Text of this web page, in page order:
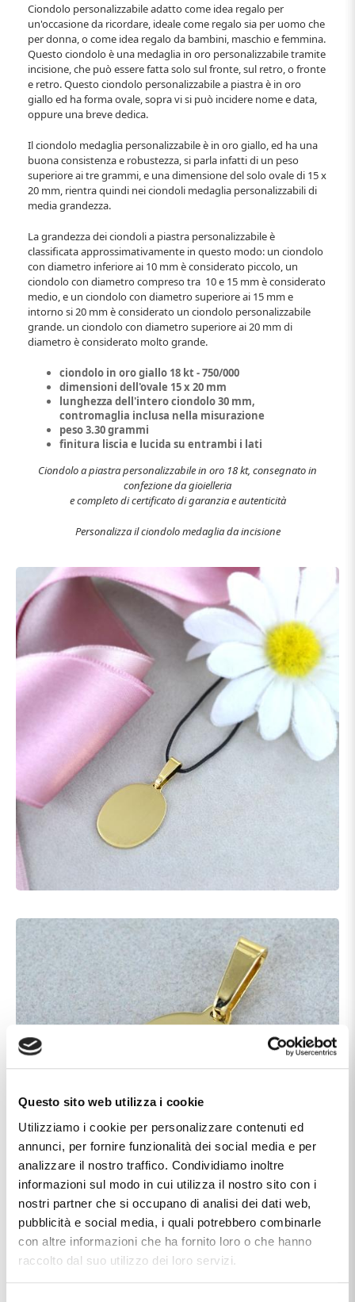
Questo sito web utilizza i cookie
Utilizziamo i cookie per personalizzare contenuti ed
annunci, per fornire funzionalità dei social media e per
analizzare il nostro traffico. Condividiamo inoltre
informazioni sul modo in cui utilizza il nostro sito con i
nostri partner che si occupano di analisi dei dati web,
pubblicità e social media, i quali potrebbero combinarle
con altre informazioni che ha fornito loro o che hanno
raccolto dal suo utilizzo dei loro servizi.
Ciondolo personalizzabile adatto come idea regalo per
un'occasione da ricordare, ideale come regalo sia per uomo che
per donna, o come idea regalo da bambini, maschio e femmina.
Questo ciondolo è una medaglia in oro personalizzabile tramite
incisione, che può essere fatta solo sul fronte, sul retro, o fronte
e retro. Questo ciondolo personalizzabile a piastra è in oro
giallo ed ha forma ovale, sopra vi si può incidere nome e data,
oppure una breve dedica.
Il ciondolo medaglia personalizzabile è in oro giallo, ed ha una
buona consistenza e robustezza, si parla infatti di un peso
superiore ai tre grammi, e una dimensione del solo ovale di 15 x
20 mm, rientra quindi nei ciondoli medaglia personalizzabili di
media grandezza.
La grandezza dei ciondoli a piastra personalizzabile è
classificata approssimativamente in questo modo: un ciondolo
con diametro inferiore ai 10 mm è considerato piccolo, un
ciondolo con diametro compreso tra 10 e 15 mm è considerato
medio, e un ciondolo con diametro superiore ai 15 mm e
intorno si 20 mm è considerato un ciondolo personalizzabile
grande. un ciondolo con diametro superiore ai 20 mm di
diametro è considerato molto grande.
ciondolo in oro giallo 18 kt - 750/000
dimensioni dell'ovale 15 x 20 mm
lunghezza dell'intero ciondolo 30 mm,
contromaglia inclusa nella misurazione
peso 3.30 grammi
finitura liscia e lucida su entrambi i lati
Ciondolo a piastra personalizzabile in oro 18 kt, consegnato in
confezione da gioielleria
e completo di certificato di garanzia e autenticità
Personalizza il ciondolo medaglia da incisione
Caratteristiche